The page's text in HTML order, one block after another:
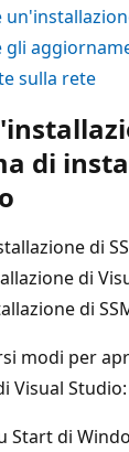
gli
sulla rete
di
di
di
di
modi per
Visual Studio:
Start di